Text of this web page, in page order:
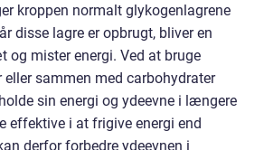
kroppen normalt glykogenlagrene
disse lagre er opbrugt, bliver en
mister energi. Ved at bruge
eller sammen med carbohydrater
sin energi og ydeevne i længere
effektive i at frigive energi end
derfor forbedre ydeevnen i